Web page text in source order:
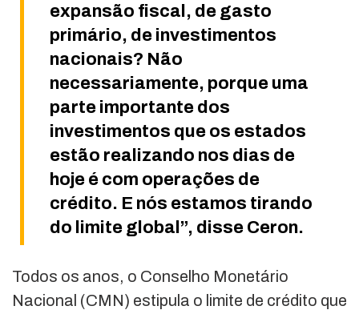
expansão fiscal, de gasto
primário, de investimentos
nacionais? Não
necessariamente, porque uma
parte importante dos
investimentos que os estados
estão realizando nos dias de
hoje é com operações de
crédito. E nós estamos tirando
do limite global”, disse Ceron.
Todos os anos, o Conselho Monetário
Nacional (CMN) estipula o limite de crédito que